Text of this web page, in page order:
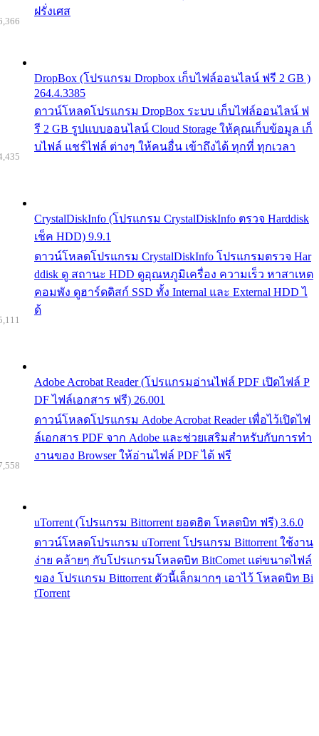
ฝรั่งเศส
DropBox (โปรแกรม Dropbox เก็บไฟล์ออนไลน์ ฟรี 2 GB )
264.4.3385
ดาวน์โหลดโปรแกรม DropBox ระบบ เก็บไฟล์ออนไลน์ ฟ
รี 2 GB รูปแบบออนไลน์ Cloud Storage ให้คุณเก็บข้อมูล เก็
บไฟล์ แชร์ไฟล์ ต่างๆ ให้คนอื่น เข้าถึงได้ ทุกที่ ทุกเวลา
CrystalDiskInfo (โปรแกรม CrystalDiskInfo ตรวจ Harddisk
เช็ค HDD) 9.9.1
ดาวน์โหลดโปรแกรม CrystalDiskInfo โปรแกรมตรวจ Har
ddisk ดู สถานะ HDD ดูอุณหภูมิเครื่อง ความเร็ว หาสาเหต
คอมพัง ดูฮาร์ดดิสก์ SSD ทั้ง Internal และ External HDD ไ
ด้
Adobe Acrobat Reader (โปรแกรมอ่านไฟล์ PDF เปิดไฟล์ P
DF ไฟล์เอกสาร ฟรี) 26.001
ดาวน์โหลดโปรแกรม Adobe Acrobat Reader เพื่อไว้เปิดไฟ
ล์เอกสาร PDF จาก Adobe และช่วยเสริมสำหรับกับการทำ
งานของ Browser ให้อ่านไฟล์ PDF ได้ ฟรี
uTorrent (โปรแกรม Bittorrent ยอดฮิต โหลดบิท ฟรี) 3.6.0
ดาวน์โหลดโปรแกรม uTorrent โปรแกรม Bittorrent ใช้งาน
ง่าย คล้ายๆ กับโปรแกรมโหลดบิท BitComet แต่ขนาดไฟล์
ของ โปรแกรม Bittorrent ตัวนี้เล็กมากๆ เอาไว้ โหลดบิท Bi
tTorrent